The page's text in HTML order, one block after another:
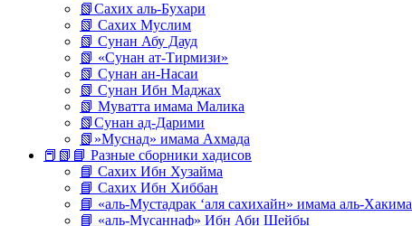
📗Сахих аль-Бухари
📗 Сахих Муслим
📗 Сунан Абу Дауд
📗 «Сунан ат-Тирмизи»
📗 Сунан ан-Насаи
📗 Сунан Ибн Маджах
📗 Муватта имама Малика
📗Сунан ад-Дарими
📗»Муснад» имама Ахмада
📕📗📘 Разные сборники хадисов
📘 Сахих Ибн Хузайма
📘 Сахих Ибн Хиббан
📘 «аль-Мустадрак ‘аля сахихайн» имама аль-Хакима
📘 «аль-Мусаннаф» Ибн Аби Шейбы